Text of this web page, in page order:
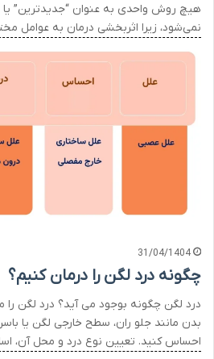
هیچ روش واحدی به عنوان “جدیدترین” یا
نمی‌شود، زیرا اثربخشی درمان به عوامل
31/04/1404
چگونه درد لگن را درمان کنیم؟
درد لگن چگونه بوجود می آید؟ درد لگن را
بدن مانند جلو ران، سطح خارجی لگن یا
احساس کنید. تعیین نوع درد و محل